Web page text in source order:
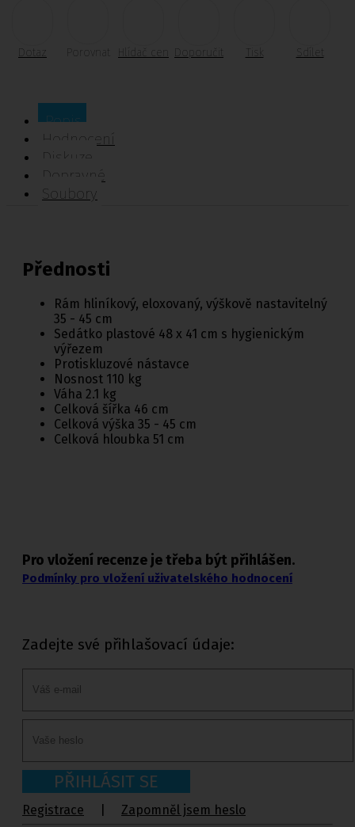
Dotaz Porovnat Doporučit Tisk Sdílet
Popis
Hodnocení
Diskuze
Dopravné
Soubory
Přednosti
Rám hliníkový, eloxovaný, výškově nastavitelný
35 - 45 cm
Sedátko plastové 48 x 41 cm s hygienickým
výřezem
Protiskluzové nástavce
Nosnost 110 kg
Váha 2.1 kg
Celková šířka 46 cm
Celková výška 35 - 45 cm
Celková hloubka 51 cm
Pro vložení recenze je třeba být přihlášen.
Podmínky pro vložení uživatelského hodnocení
Zadejte své přihlašovací údaje:
PŘIHLÁSIT SE
Registrace Zapomněl jsem heslo